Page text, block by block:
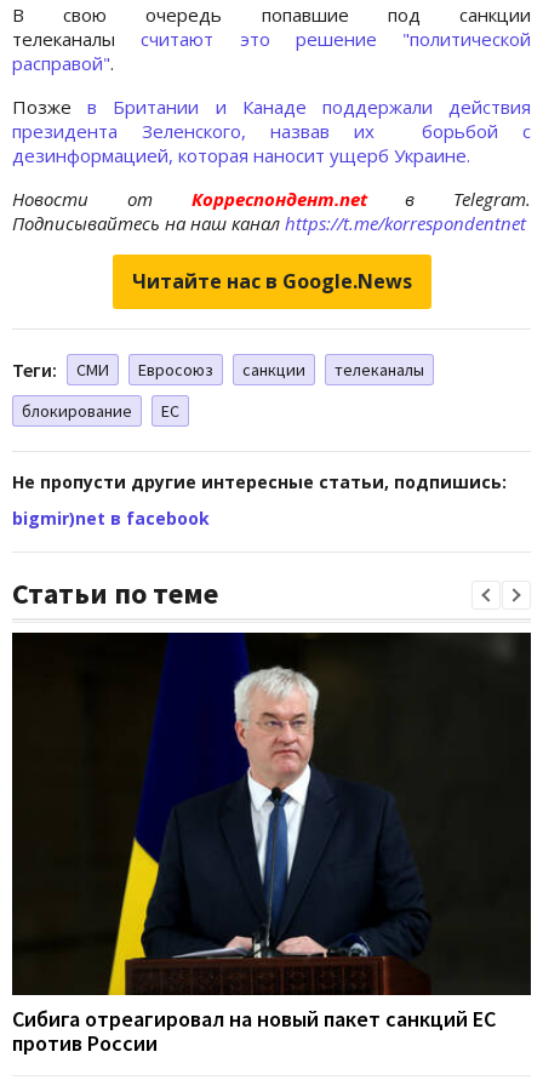
В свою очередь попавшие под санкции
телеканалысчитают это решение "политической
расправой".
Позжев Британии и Канаде поддержали действия
президента Зеленского, назвав их борьбой с
дезинформацией, которая наносит ущерб Украине.
Новости отКорреспондент.netв Telegram.
Подписывайтесь на наш канал https://t.me/korrespondentnet
Читайте нас в Google.News
Теги: СМИ Евросоюз санкции
телеканалы
блокирование
ЕС
Не пропусти другие интересные статьи, подпишись:
bigmir)net в facebook
Статьи по теме
Сибига отреагировал на новый пакет санкций ЕС
против России